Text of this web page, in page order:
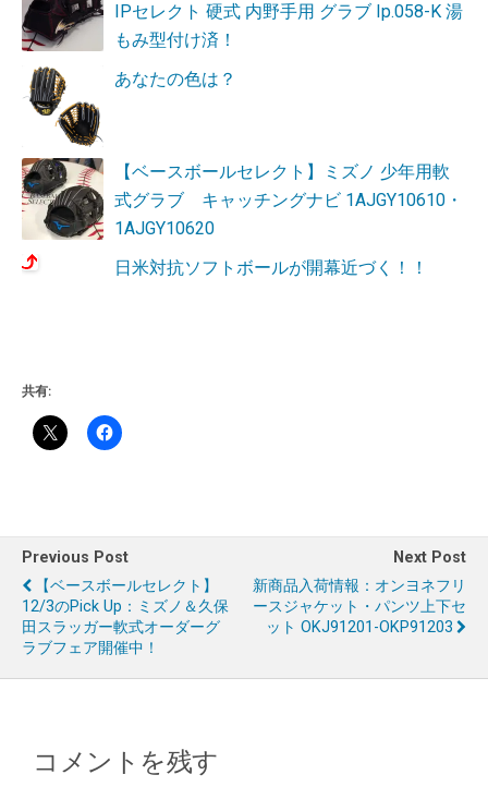
IPセレクト 硬式 内野手用 グラブ Ip.058-K 湯
もみ型付け済！
あなたの色は？
【ベースボールセレクト】ミズノ 少年用軟
式グラブ キャッチングナビ 1AJGY10610・
1AJGY10620
日米対抗ソフトボールが開幕近づく！！
共有:
Previous Post
【ベースボールセレクト】
12/3のPick Up：ミズノ＆久保
田スラッガー軟式オーダーグ
ラブフェア開催中！
Next Post
新商品入荷情報：オンヨネフリ
ースジャケット・パンツ上下セ
ット OKJ91201-OKP91203
コメントを残す